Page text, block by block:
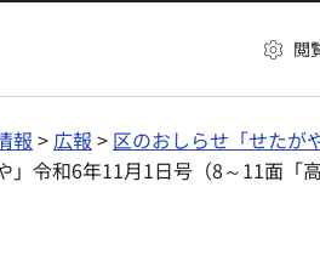
閲
報 > 広報 > 区のおしらせ「せたが
令和6年11月1日号（8～11面「高